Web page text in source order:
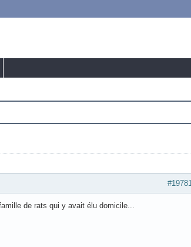
#19781
de rats qui y avait élu domicile...